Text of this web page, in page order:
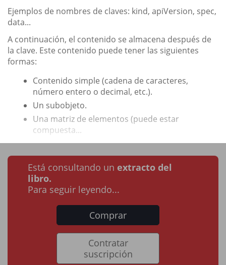
Ejemplos de nombres de claves: kind, apiVersion, spec,
data...
A continuación, el contenido se almacena después de
la clave. Este contenido puede tener las siguientes
formas:
Contenido simple (cadena de caracteres,
número entero o decimal, etc.).
Un subobjeto.
Una matriz de elementos (puede estar
compuesta...
Está consultando un extracto del
libro.
Para seguir leyendo...
Comprar
Contratar
suscripción